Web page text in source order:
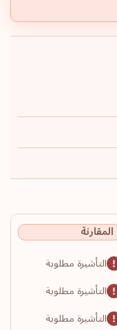
المقارنة
التأشيرة مطلوبة
التأشيرة مطلوبة
التأشيرة مطلوبة